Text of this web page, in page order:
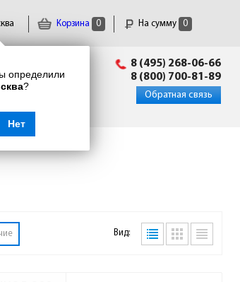
Корзина 0 На сумму 0
определили
?
Нет
8 (495) 268-06-66
8 (800) 700-81-89
Обратная связь
Вид: